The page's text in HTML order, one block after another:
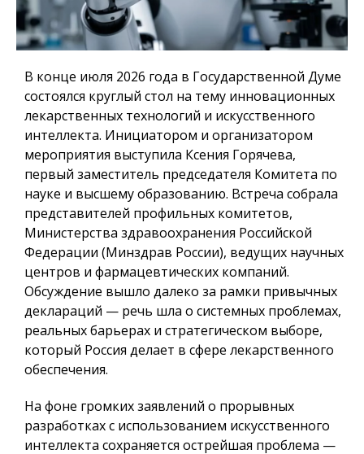
В конце июля 2026 года в Государственной Думе
состоялся круглый стол на тему инновационных
лекарственных технологий и искусственного
интеллекта. Инициатором и организатором
мероприятия выступила Ксения Горячева,
первый заместитель председателя Комитета по
науке и высшему образованию. Встреча собрала
представителей профильных комитетов,
Министерства здравоохранения Российской
Федерации (Минздрав России), ведущих научных
центров и фармацевтических компаний.
Обсуждение вышло далеко за рамки привычных
деклараций — речь шла о системных проблемах,
реальных барьерах и стратегическом выборе,
который Россия делает в сфере лекарственного
обеспечения.
На фоне громких заявлений о прорывных
разработках с использованием искусственного
интеллекта сохраняется острейшая проблема —